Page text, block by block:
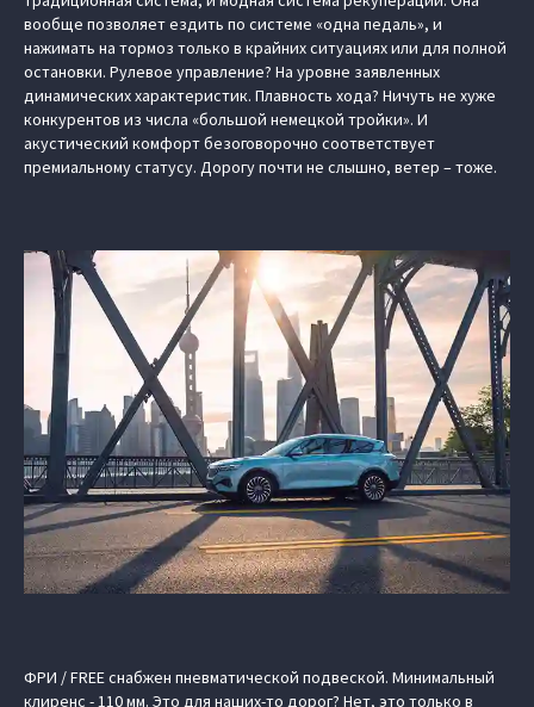
вообще позволяет ездить по системе «одна педаль», и
нажимать на тормоз только в крайних ситуациях или для полной
остановки. Рулевое управление? На уровне заявленных
динамических характеристик. Плавность хода? Ничуть не хуже
конкурентов из числа «большой немецкой тройки». И
акустический комфорт безоговорочно соответствует
премиальному статусу. Дорогу почти не слышно, ветер – тоже.
ФРИ / FREE снабжен пневматической подвеской. Минимальный
клиренс - 110 мм. Это для наших-то дорог? Нет, это только в